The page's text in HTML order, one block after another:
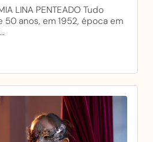
LINA PENTEADO Tudo
anos, em 1952, época em